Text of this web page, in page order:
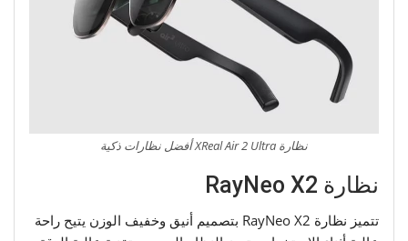
نظارة XReal Air 2 Ultra أفضل نظارات ذكية
نظارة RayNeo X2
تتميز نظارة RayNeo X2 بتصميم أنيق وخفيف الوزن يتيح راحة